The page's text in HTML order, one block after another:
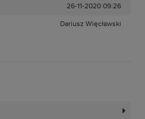
26-11-2020 09:26
Dariusz Więcławski